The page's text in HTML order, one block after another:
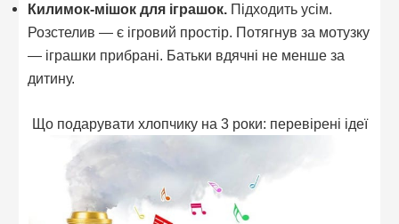
Килимок-мішок для іграшок. Підходить усім.
Розстелив — є ігровий простір. Потягнув за мотузку
— іграшки прибрані. Батьки вдячні не менше за
дитину.
Що подарувати хлопчику на 3 роки: перевірені ідеї